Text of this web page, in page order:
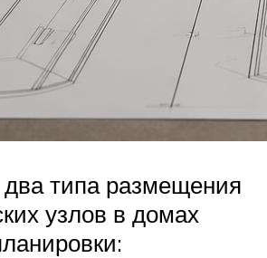
типа размещения
узлов в домах